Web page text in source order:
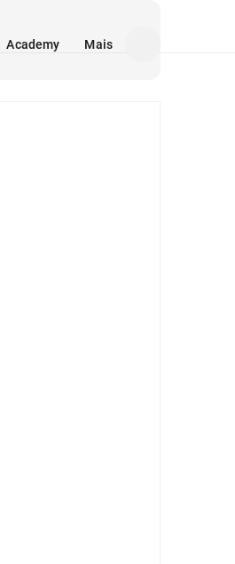
Academy Mais